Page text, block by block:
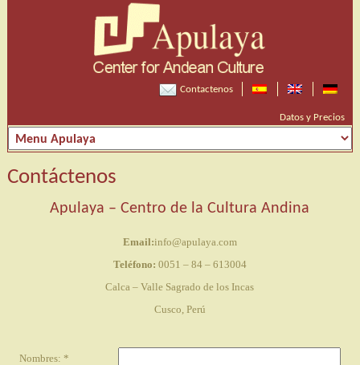
Contactenos
Datos y Precios
Contáctenos
Apulaya – Centro de la Cultura Andina
Email:info@apulaya.com
Teléfono: 0051 – 84 – 613004
Calca – Valle Sagrado de los Incas
Cusco, Perú
Nombres: *